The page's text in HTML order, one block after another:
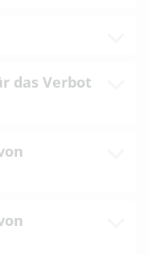
das Verbot